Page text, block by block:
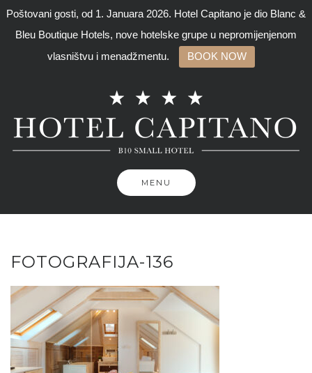
Poštovani gosti, od 1. Januara 2026. Hotel Capitano je dio Blanc &
Bleu Boutique Hotels, nove hotelske grupe u nepromijenjenom
vlasništvu i menadžmentu.
BOOK NOW
MENU
FOTOGRAFIJA-136